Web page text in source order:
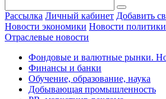
Рассылка Личный кабинет Добавить
Новости экономики Новости политики
Отраслевые новости
Фондовые и валютные рынки.
Финансы и банки
Обучение, образование, наука
Добывающая промышленность